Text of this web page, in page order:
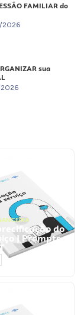
FAMILIAR do
2026
sua
do
| Prompts